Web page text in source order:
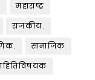
महाराष्ट्र
राजकीय.
सामाजिक